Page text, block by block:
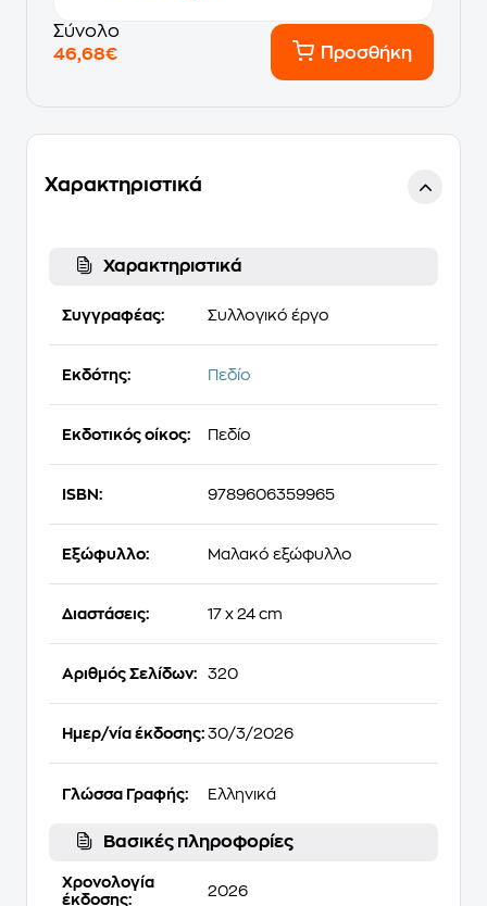
Σύνολο
46,68€
Προσθήκη
Χαρακτηριστικά
Χαρακτηριστικά
Συγγραφέας: Συλλογικό έργο
Εκδότης: Πεδίο
Εκδοτικός οίκος: Πεδίο
ISBN: 9789606359965
Εξώφυλλο: Μαλακό εξώφυλλο
Διαστάσεις: 17 x 24 cm
Αριθμός Σελίδων: 320
Ημερ/νία έκδοσης: 30/3/2026
Γλώσσα Γραφής: Ελληνικά
Βασικές πληροφορίες
Χρονολογία
έκδοσης:
2026